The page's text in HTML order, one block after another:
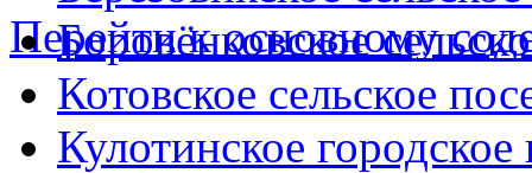
Перейти к основному
Боровёнковское
Котовское сельское
Кулотинское городское